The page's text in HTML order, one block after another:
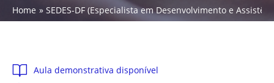
Home SEDES-DF (Especialista em Desenvolvimento e
Aula demonstrativa disponível